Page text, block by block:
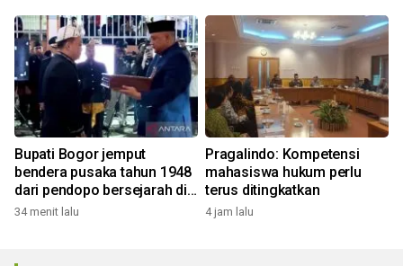
Bupati Bogor jemput
bendera pusaka tahun 1948
dari pendopo bersejarah di
Desa Malasari
34 menit lalu
Pragalindo: Kompetensi
mahasiswa hukum perlu
terus ditingkatkan
4 jam lalu